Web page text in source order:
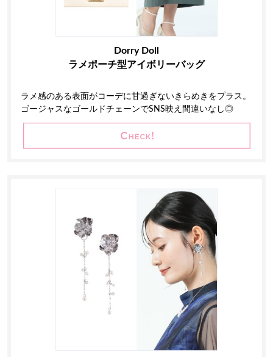
Dorry Doll
ラメポーチ型アイボリーバッグ
ラメ感のある表面がコーデに甘過ぎないきらめきをプラス。
ゴージャスなゴールドチェーンでSNS映え間違いなし◎